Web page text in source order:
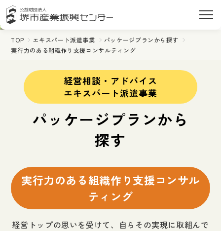
TOP エキスパート派遣事業
パッケージプランから探す
実行力のある組織作り支援コンサルティング
経営相談・アドバイス
エキスパート派遣事業
パッケージプランから
探す
実行力のある組織作り支援コンサル
ティング
経営トップの思いを受けて、自らその実現に取組んで